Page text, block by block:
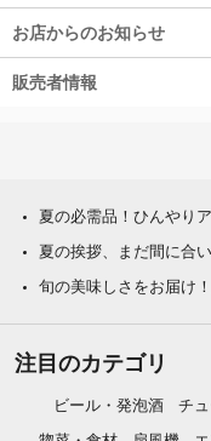
お店からのお知らせ
販売者情報
夏の必需品！ひんやり
夏の挨拶、まだ間に合い
旬の美味しさをお届け
注目のカテゴリ
ビール・発泡酒 チ